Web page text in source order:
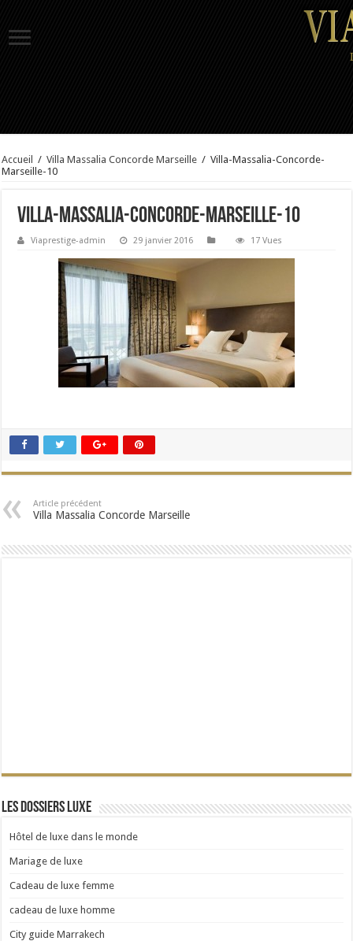
Accueil / Villa Massalia Concorde Marseille / Villa-Massalia-Concorde-
Marseille-10
Villa-Massalia-Concorde-Marseille-10
Viaprestige-admin 29 janvier 2016 17 Vues
Article précédent
Villa Massalia Concorde Marseille
Les dossiers Luxe
Hôtel de luxe dans le monde
Mariage de luxe
Cadeau de luxe femme
cadeau de luxe homme
City guide Marrakech